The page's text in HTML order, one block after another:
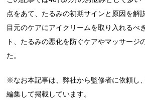
点をあて、たるみの初期サインと原因を解
目元のケアにアイクリームを取り入れるべ
ト、たるみの悪化を防ぐケアやマッサージ
た。
※なお本記事は、弊社から監修者に依頼し
編集して掲載しています。